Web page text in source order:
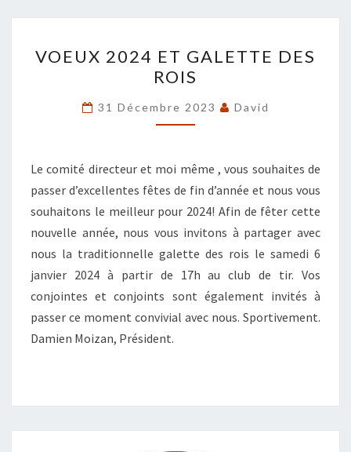
2024
ET
GALETTE
DES
VOEUX 2024 ET GALETTE DES
ROIS
31 Décembre 2023 David
Le comité directeur et moi même , vous souhaites de
passer d’excellentes fêtes de fin d’année et nous vous
souhaitons le meilleur pour 2024! Afin de fêter cette
nouvelle année, nous vous invitons à partager avec
nous la traditionnelle galette des rois le samedi 6
janvier 2024 à partir de 17h au club de tir. Vos
conjointes et conjoints sont également invités à
passer ce moment convivial avec nous. Sportivement.
Damien Moizan, Président.